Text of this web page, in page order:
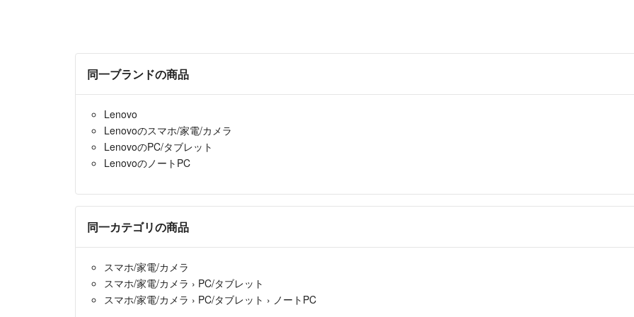
同一ブランドの商品
Lenovo
Lenovoのスマホ/家電/カメラ
LenovoのPC/タブレット
LenovoのノートPC
同一カテゴリの商品
スマホ/家電/カメラ
スマホ/家電/カメラ › PC/タブレット
スマホ/家電/カメラ › PC/タブレット › ノートPC